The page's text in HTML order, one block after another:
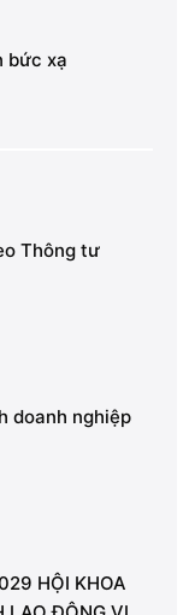
bức xạ
Thông tư
doanh nghiệp